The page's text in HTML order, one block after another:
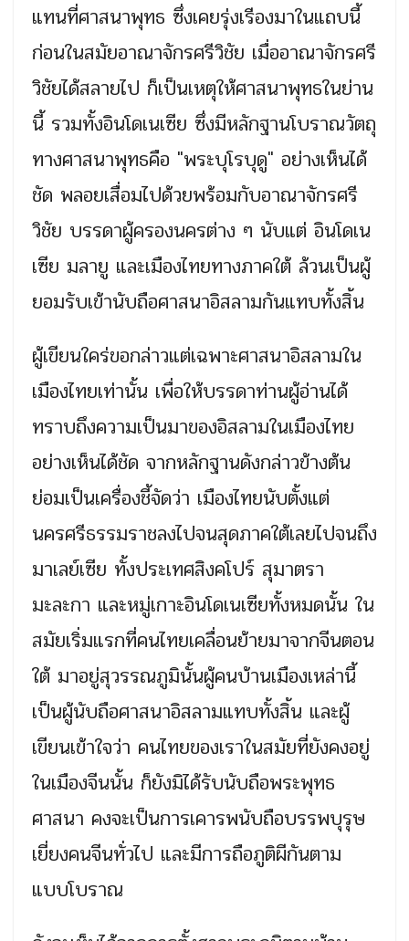
แทนที่ศาสนาพุทธ ซึ่งเคยรุ่งเรีองมาในแถบนี้
ก่อนในสมัยอาณาจักรศรีวิชัย เมื่ออาณาจักรศรี
วิชัยได้สลายไป ก็เป็นเหตุให้ศาสนาพุทธในย่าน
นี้ รวมทั้งอินโดเนเซีย ซึ่งมีหลักฐานโบราณวัตถุ
ทางศาสนาพุทธคือ "พระบุโรบุดู" อย่างเห็นได้
ชัด พลอยเสื่อมไปด้วยพร้อมกับอาณาจักรศรี
วิชัย บรรดาผู้ครองนครต่าง ๆ นับแต่ อินโดเน
เซีย มลายู และเมืองไทยทางภาคใต้ ล้วนเป็นผู้
ยอมรับเข้านับถือศาสนาอิสลามกันแทบทั้งสิ้น
ผู้เขียนใคร่ขอกล่าวแต่เฉพาะศาสนาอิสลามใน
เมืองไทยเท่านั้น เพื่อให้บรรดาท่านผู้อ่านได้
ทราบถึงความเป็นมาของอิสลามในเมืองไทย
อย่างเห็นได้ชัด จากหลักฐานดังกล่าวข้างต้น
ย่อมเป็นเครื่องชี้จัดว่า เมืองไทยนับตั้งแต่
นครศรีธรรมราชลงไปจนสุดภาคใต้เลยไปจนถึง
มาเลย์เซีย ทั้งประเทศสิงคโปร์ สุมาตรา
มะละกา และหมู่เกาะอินโดเนเซียทั้งหมดนั้น ใน
สมัยเริ่มแรกที่คนไทยเคลื่อนย้ายมาจากจีนตอน
ใต้ มาอยู่สุวรรณภูมินั้นผู้คนบ้านเมืองเหล่านี้
เป็นผู้นับถือศาสนาอิสลามแทบทั้งสิ้น และผู้
เขียนเข้าใจว่า คนไทยของเราในสมัยที่ยังคงอยู่
ในเมืองจีนนั้น ก็ยังมิได้รับนับถือพระพุทธ
ศาสนา คงจะเป็นการเคารพนับถือบรรพบุรุษ
เยี่ยงคนจีนทั่วไป และมีการถือภูติผีกันตาม
แบบโบราณ